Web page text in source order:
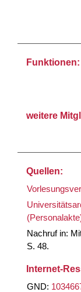
Funktionen:
weitere
Quellen:
Nachruf in:
S. 48.
Internet-
GND: